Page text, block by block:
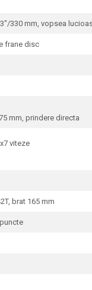
330 mm, vopsea
frane disc
mm, prindere directa
viteze
brat 165 mm